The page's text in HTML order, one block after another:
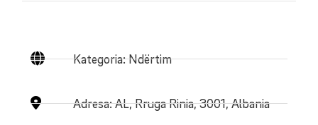
Kategoria: Ndërtim
Adresa:AL, Rruga Rinia, 3001, Albania